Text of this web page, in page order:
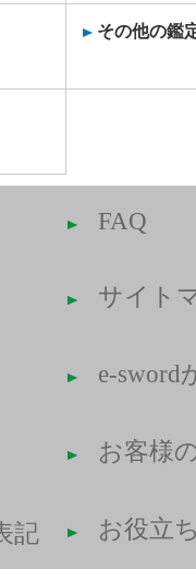
その他の鑑
記
FAQ
サイト
e-sword
お客様
お役立